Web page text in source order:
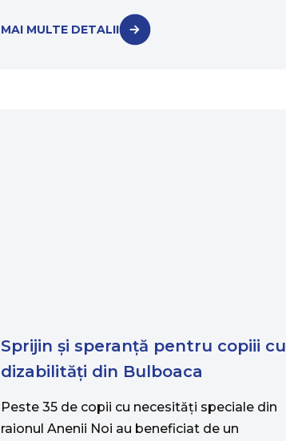
MAI MULTE DETALII
Sprijin și speranță pentru copiii cu
dizabilități din Bulboaca
Peste 35 de copii cu necesități speciale din
raionul Anenii Noi au beneficiat de un